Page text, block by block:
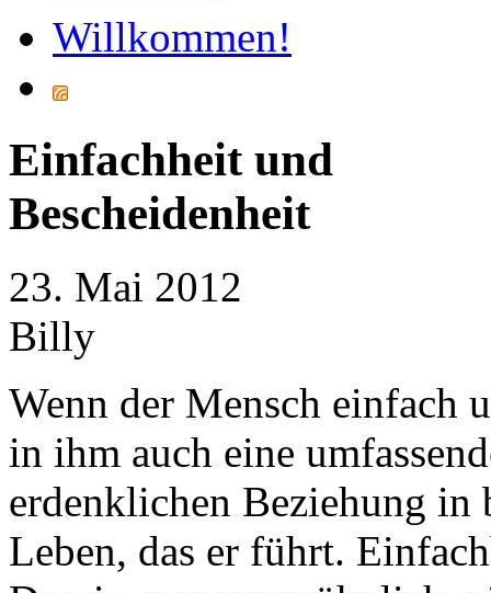
Willkommen!
Einfachheit und
Bescheidenheit
23. Mai 2012
Billy
Wenn der Mensch einfach
in ihm auch eine
erdenklichen Beziehung in
Leben, das er führt.